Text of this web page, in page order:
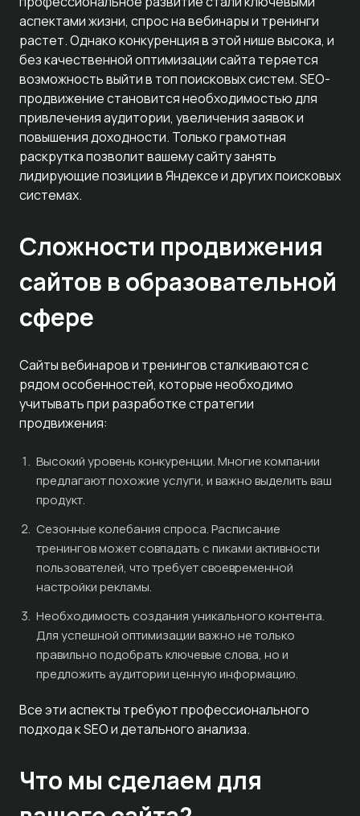
аспектами жизни, спрос на вебинары и тренинги
растет. Однако конкуренция в этой нише высока, и
без качественной оптимизации сайта теряется
возможность выйти в топ поисковых систем. SEO-
продвижение становится необходимостью для
привлечения аудитории, увеличения заявок и
повышения доходности. Только грамотная
раскрутка позволит вашему сайту занять
лидирующие позиции в Яндексе и других поисковых
системах.
Сложности продвижения
сайтов в образовательной
сфере
Сайты вебинаров и тренингов сталкиваются с
рядом особенностей, которые необходимо
учитывать при разработке стратегии
продвижения:
Высокий уровень конкуренции. Многие компании
предлагают похожие услуги, и важно выделить ваш
продукт.
Сезонные колебания спроса. Расписание
тренингов может совпадать с пиками активности
пользователей, что требует своевременной
настройки рекламы.
Необходимость создания уникального контента.
Для успешной оптимизации важно не только
правильно подобрать ключевые слова, но и
предложить аудитории ценную информацию.
Все эти аспекты требуют профессионального
подхода к SEO и детального анализа.
Что мы сделаем для